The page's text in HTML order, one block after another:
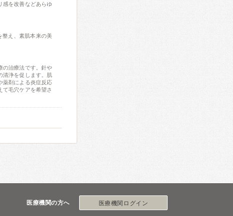
感を改善などあらゆ
整え、素肌本来の美
の治療法です。針や
清浄を促します。肌
薬剤による炎症反応
て毛穴ケアを希望さ
医療機関の方へ 医療機関ログイン